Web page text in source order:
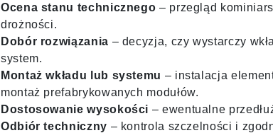
Ocena stanu technicznego – przegląd
drożności.
Dobór rozwiązania – decyzja, czy wystarczy
system.
Montaż wkładu lub systemu – instalacja
montaż prefabrykowanych modułów.
Dostosowanie wysokości – ewentualne
Odbiór techniczny – kontrola szczelności i